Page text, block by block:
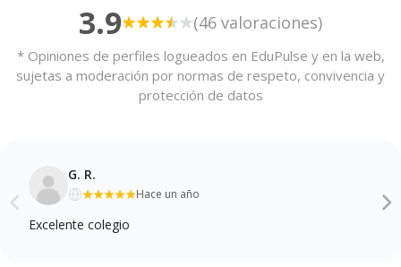
3.9 (46 valoraciones)
* Opiniones de perfiles logueados en EduPulse y en la web,
sujetas a moderación por normas de respeto, convivencia y
protección de datos
G. R.
Hace un año
Excelente colegio